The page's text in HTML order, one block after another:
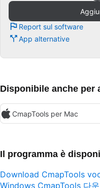
Report sul software
App alternative
Disponibile anche per
CmapTools per Mac
Il programma è
Download CmapTools
Windows CmapTools 다운